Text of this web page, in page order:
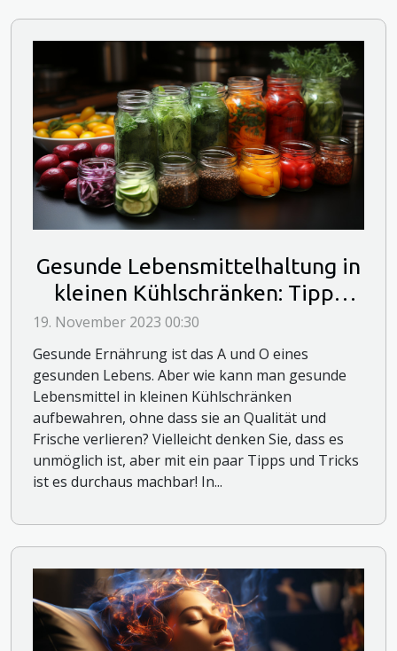
Gesunde Lebensmittelhaltung in
kleinen Kühlschränken: Tipps
und Tricks
19. November 2023 00:30
Gesunde Ernährung ist das A und O eines
gesunden Lebens. Aber wie kann man gesunde
Lebensmittel in kleinen Kühlschränken
aufbewahren, ohne dass sie an Qualität und
Frische verlieren? Vielleicht denken Sie, dass es
unmöglich ist, aber mit ein paar Tipps und Tricks
ist es durchaus machbar! In...